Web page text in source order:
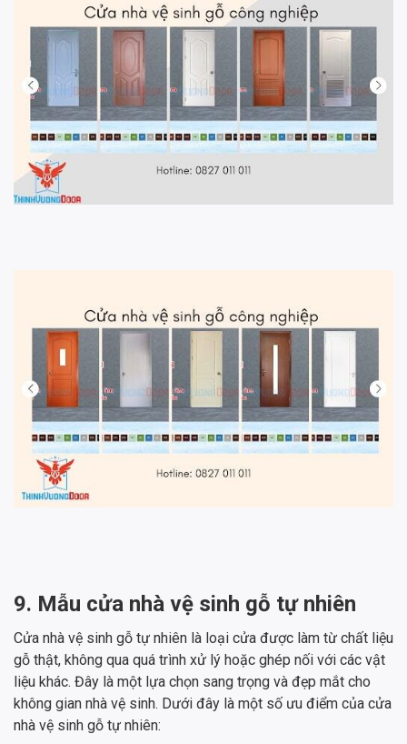
9. Mẫu cửa nhà vệ sinh gỗ tự nhiên
Cửa nhà vệ sinh gỗ tự nhiên là loại cửa được làm từ chất liệu
gỗ thật, không qua quá trình xử lý hoặc ghép nối với các vật
liệu khác. Đây là một lựa chọn sang trọng và đẹp mắt cho
không gian nhà vệ sinh. Dưới đây là một số ưu điểm của cửa
nhà vệ sinh gỗ tự nhiên: